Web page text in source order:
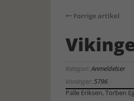
Forrige artikel
Kategori:Anmeldelser
Visninger:5796
Palle Eriksen, Torben